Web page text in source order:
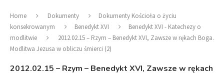
Home Dokumenty
Dokumenty Kościoła o życiu
konsekrowanym
Benedykt XVI
Benedykt XVI - Katechezy o
modlitwie
2012.02.15 – Rzym – Benedykt XVI, Zawsze w rękach Boga.
Modlitwa Jezusa w obliczu śmierci (2)
2012.02.15 – Rzym – Benedykt XVI, Zawsze w rękach